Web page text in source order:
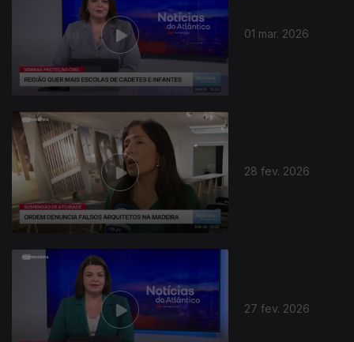
01 mar. 2026
28 fev. 2026
27 fev. 2026
912002